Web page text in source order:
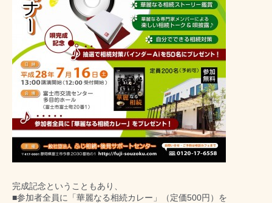
完成記念ということもあり、
■参加者全員に「華麗なる相続カレー」（定価500円） を